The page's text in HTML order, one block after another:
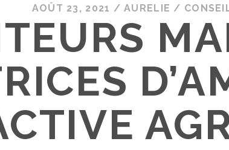
AOÛT 23, 2021 /AURELIE /